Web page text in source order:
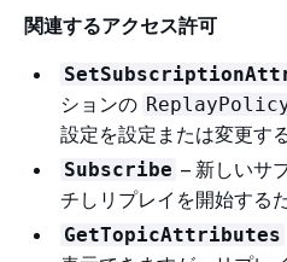
関連するアクセス許可
ションの
設定を設定または変更す
Subscribe – 新しいサ
チしリプレイを開始する
GetTopicAttributes